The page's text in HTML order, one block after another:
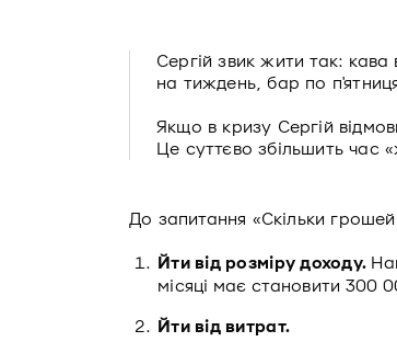
Сергій звик жити так: кава
на тиждень, бар по
Якщо в кризу Сергій
Це суттєво збільшить час
До запитання «Скільки
Йти від розміру доходу.
місяці має становити 300
Йти від витрат.